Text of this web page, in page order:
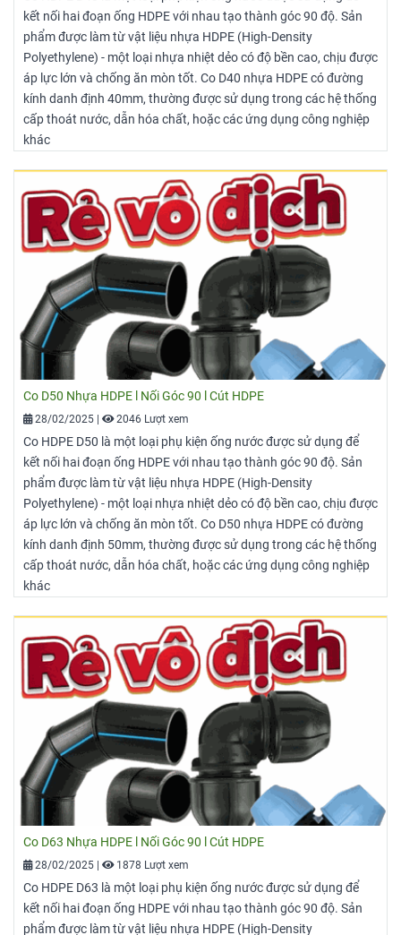
kết nối hai đoạn ống HDPE với nhau tạo thành góc 90 độ. Sản
phẩm được làm từ vật liệu nhựa HDPE (High-Density
Polyethylene) - một loại nhựa nhiệt dẻo có độ bền cao, chịu được
áp lực lớn và chống ăn mòn tốt. Co D40 nhựa HDPE có đường
kính danh định 40mm, thường được sử dụng trong các hệ thống
cấp thoát nước, dẫn hóa chất, hoặc các ứng dụng công nghiệp
khác
Co D50 Nhựa HDPE l Nối Góc 90 l Cút HDPE
28/02/2025 2046 Lượt xem
Co HDPE D50 là một loại phụ kiện ống nước được sử dụng để
kết nối hai đoạn ống HDPE với nhau tạo thành góc 90 độ. Sản
phẩm được làm từ vật liệu nhựa HDPE (High-Density
Polyethylene) - một loại nhựa nhiệt dẻo có độ bền cao, chịu được
áp lực lớn và chống ăn mòn tốt. Co D50 nhựa HDPE có đường
kính danh định 50mm, thường được sử dụng trong các hệ thống
cấp thoát nước, dẫn hóa chất, hoặc các ứng dụng công nghiệp
khác
Co D63 Nhựa HDPE l Nối Góc 90 l Cút HDPE
28/02/2025 1878 Lượt xem
Co HDPE D63 là một loại phụ kiện ống nước được sử dụng để
kết nối hai đoạn ống HDPE với nhau tạo thành góc 90 độ. Sản
phẩm được làm từ vật liệu nhựa HDPE (High-Density